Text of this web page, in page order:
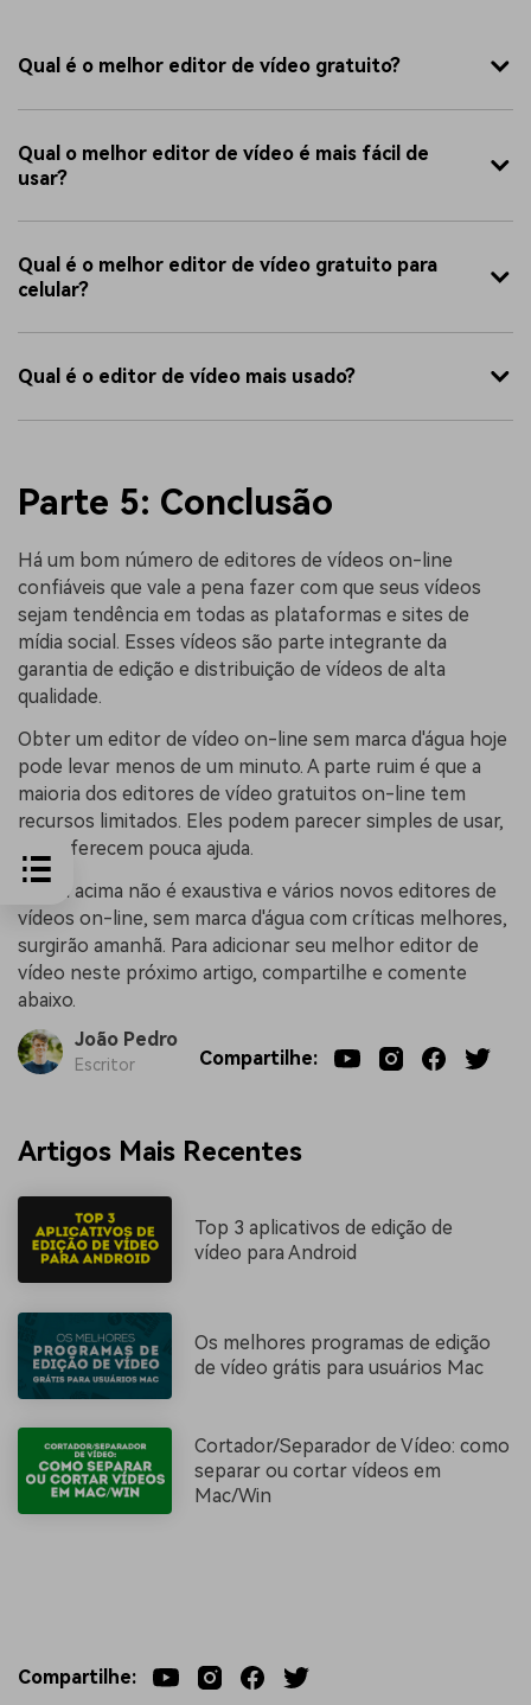
Qual é o melhor editor de vídeo gratuito?
Qual o melhor editor de vídeo é mais fácil de
usar?
Qual é o melhor editor de vídeo gratuito para
celular?
Qual é o editor de vídeo mais usado?
Parte 5: Conclusão
Há um bom número de editores de vídeos on-line
confiáveis que vale a pena fazer com que seus vídeos
sejam tendência em todas as plataformas e sites de
mídia social. Esses vídeos são parte integrante da
garantia de edição e distribuição de vídeos de alta
qualidade.
Obter um editor de vídeo on-line sem marca d'água hoje
pode levar menos de um minuto. A parte ruim é que a
maioria dos editores de vídeo gratuitos on-line tem
recursos limitados. Eles podem parecer simples de usar,
mas oferecem pouca ajuda.
A lista acima não é exaustiva e vários novos editores de
vídeos on-line, sem marca d'água com críticas melhores,
surgirão amanhã. Para adicionar seu melhor editor de
vídeo neste próximo artigo, compartilhe e comente
abaixo.
João Pedro
Escritor Compartilhe:
Artigos Mais Recentes
Top 3 aplicativos de edição de
vídeo para Android
Os melhores programas de edição
de vídeo grátis para usuários Mac
Cortador/Separador de Vídeo: como
separar ou cortar vídeos em
Mac/Win
Compartilhe: